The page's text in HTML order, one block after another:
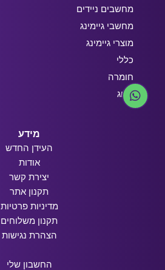
מחשבים ניידים
מחשבי גיימינג
מוצרי גיימינג
כללי
חומרה
בלוג
מידע
העידן החדש
אודות
יצירת קשר
תקנון אתר
מדיניות פרטיות
תקנון משלוחים
הצהרת נגישות
החשבון שלי